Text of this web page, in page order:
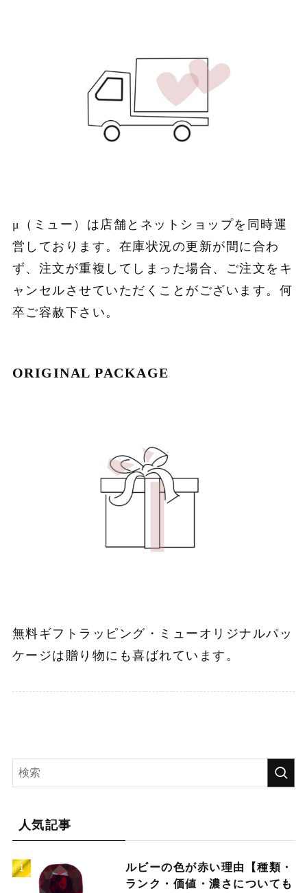
μ（ミュー）は店舗とネットショップを同時運
営しております。在庫状況の更新が間に合わ
ず、注文が重複してしまった場合、ご注文をキ
ャンセルさせていただくことがございます。何
卒ご容赦下さい。
ORIGINAL PACKAGE
無料ギフトラッピング・ミューオリジナルパッ
ケージは贈り物にも喜ばれています。
人気記事
ルビーの色が赤い理由【種類・
ランク・価値・濃さについても